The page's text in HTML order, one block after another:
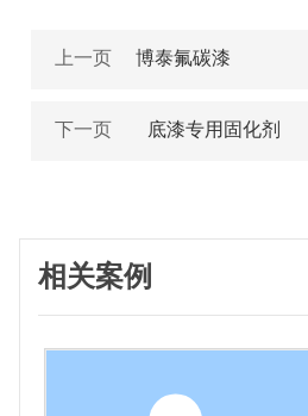
上一页 博泰氟碳漆
下一页 底漆专用固化剂
相关案例